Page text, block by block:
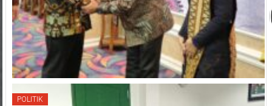
POLITIK